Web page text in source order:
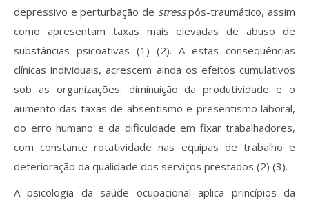
depressivo e perturbação de stresspós-traumático, assim
como apresentam taxas mais elevadas de abuso de
substâncias psicoativas (1) (2). A estas consequências
clínicas individuais, acrescem ainda os efeitos cumulativos
sob as organizações: diminuição da produtividade e o
aumento das taxas de absentismo e presentismo laboral,
do erro humano e da dificuldade em fixar trabalhadores,
com constante rotatividade nas equipas de trabalho e
deterioração da qualidade dos serviços prestados (2) (3).
A psicologia da saúde ocupacional aplica princípios da